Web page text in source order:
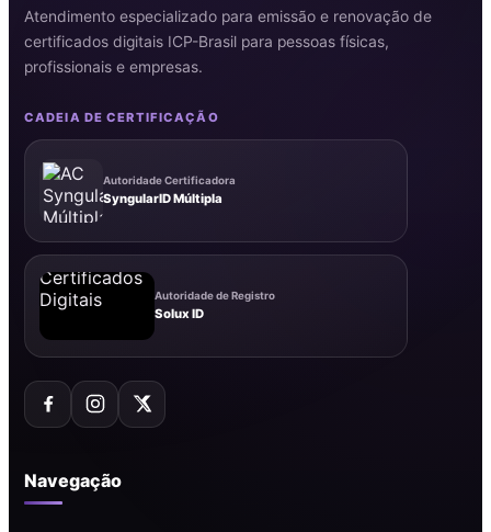
Atendimento especializado para emissão e renovação de
certificados digitais ICP-Brasil para pessoas físicas,
profissionais e empresas.
CADEIA DE CERTIFICAÇÃO
Autoridade Certificadora
SyngularID Múltipla
Autoridade de Registro
Solux ID
Navegação